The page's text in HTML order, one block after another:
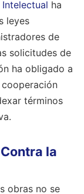
ha
leyes
de
solicitudes de
ha obligado a
términos
la
obras no se